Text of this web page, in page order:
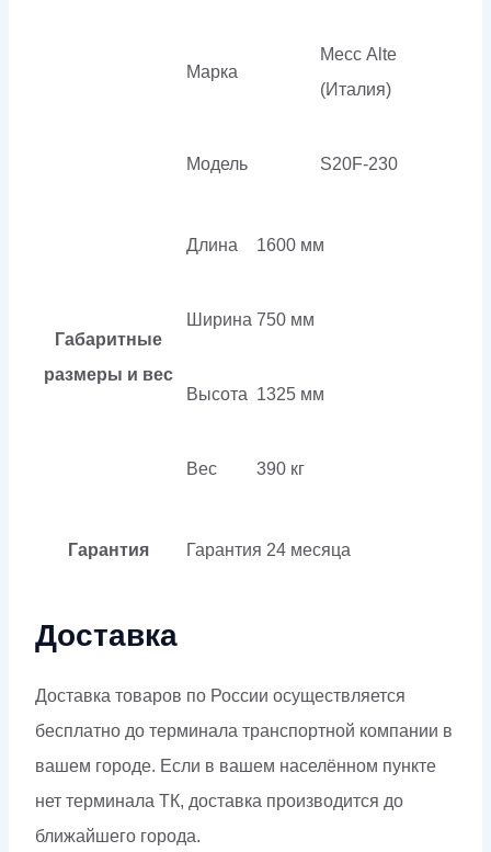
Марка
Mecc Аlte
(Италия)
Модель S20F-230
Габаритные
размеры и вес
Длина 1600 мм
Ширина 750 мм
Высота 1325 мм
Вес 390 кг
Гарантия Гарантия 24 месяца
Доставка
Доставка товаров по России осуществляется
бесплатно до терминала транспортной компании в
вашем городе. Если в вашем населённом пункте
нет терминала ТК, доставка производится до
ближайшего города.